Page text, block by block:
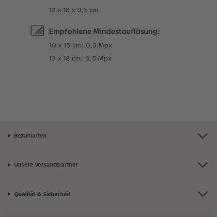
13 x 18 x 0,5 cm
Empfohlene Mindestauflösung:
10 x 15 cm: 0,3 Mpx
13 x 18 cm: 0,5 Mpx
Bezahlarten
Unsere Versandpartner
Qualität & Sicherheit